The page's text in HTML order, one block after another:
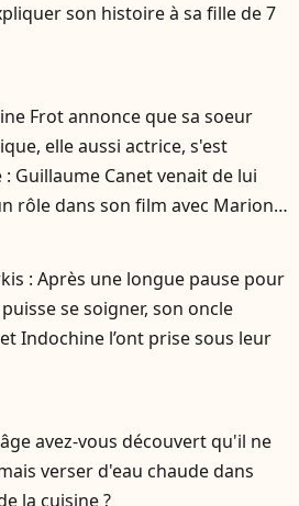
son histoire à sa fille de 7
Frot annonce que sa soeur
elle aussi actrice, s'est
Guillaume Canet venait de lui
rôle dans son film avec Marion
: Après une longue pause pour
se soigner, son oncle
Indochine l’ont prise sous leur
avez-vous découvert qu'il ne
verser d'eau chaude dans
la cuisine ?